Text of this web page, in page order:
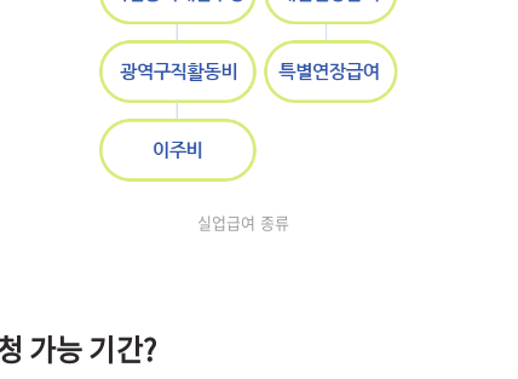
실업급여 종류
가능 기간?